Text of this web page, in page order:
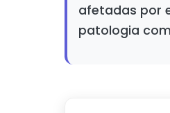
afetadas por
patologia